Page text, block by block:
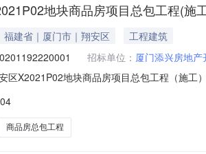
地块商品房项目总包工程(施
福建省｜厦门市｜翔安区
工程建筑
招标单位： 厦门添兴房地
区X2021P02地块商品房项目总包工程（施
商品房总包工程